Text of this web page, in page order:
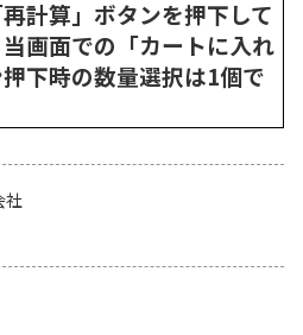
計算」ボタンを押下して
画面での「カートに入れ
下時の数量選択は1個で
社